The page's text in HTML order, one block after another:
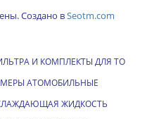
Создано вSeotm.com
И КОМПЛЕКТЫ ДЛЯ ТО
АТОМОБИЛЬНЫЕ
ЖИДКОСТЬ